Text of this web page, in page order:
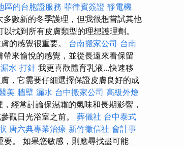
區的台胞證服務 菲律賓簽證 靜電機
數新的冬季護理，但我很想嘗試其他
找到所有皮膚類型的理想護理劑。
的感覺很重要。 台南搬家公司 台南
來愉悅的感覺，並從長遠來看保留
漏水 打針 我更喜歡體育乳液...快速移
，它需要仔細選擇保證皮膚良好的成
美 牆壁 漏水 台中搬家公司 高級外燴
，經常討論保濕霜的氣味和長期影響，
觀日光浴室之前。 葬儀社 台中泰式
唐六典專業治療 新竹徵信社 會計事
。 如果您敏感，則應尋找盡可能